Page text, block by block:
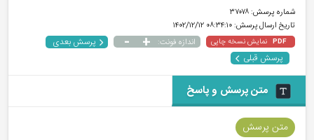
شماره پرسش:۳۷۰۷۸
تاریخ ارسال پرسش:۰۸:۳۴:۱۰ ۱۴۰۲/۱۲/۱۲
PDF نمایش نسخه چاپی اندازه فونت: +
-
پرسش بعدی
پرسش قبلی
متن پرسش و پاسخ
متن پرسش